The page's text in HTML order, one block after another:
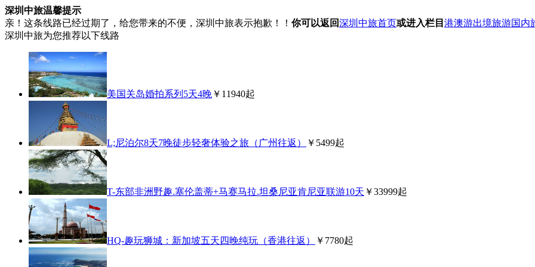
深圳中旅温馨提示
亲！这条线路已经过期了，给您带来的不便，深圳中旅表示抱歉！！ 你可以返回深圳中旅首页或进入栏目 港澳游出境旅游国内
深圳中旅为您推荐以下线路
美国关岛婚拍系列5天4晚 ￥11940起
L;尼泊尔8天7晚徒步轻奢体验之旅（广州往返） ￥5499起
T-东部非洲野趣.塞伦盖蒂+马赛马拉.坦桑尼亚肯尼亚联游10天 ￥33999起
HQ-趣玩狮城：新加坡五天四晚纯玩（香港往返） ￥7780起